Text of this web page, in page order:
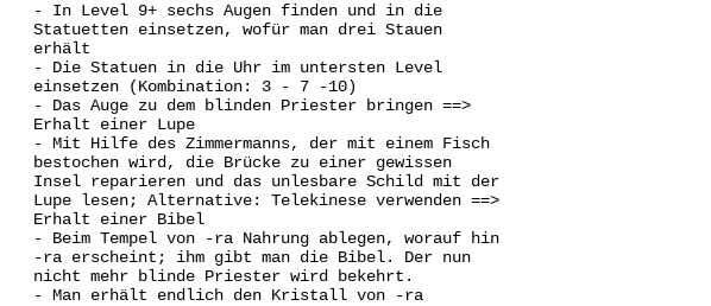
- In Level 9+ sechs Augen finden und in die
Statuetten einsetzen, wofür man drei Stauen
erhält
- Die Statuen in die Uhr im untersten Level
einsetzen (Kombination: 3 - 7 -10)
- Das Auge zu dem blinden Priester bringen ==>
Erhalt einer Lupe
- Mit Hilfe des Zimmermanns, der mit einem Fisch
bestochen wird, die Brücke zu einer gewissen
Insel reparieren und das unlesbare Schild mit der
Lupe lesen; Alternative: Telekinese verwenden ==>
Erhalt einer Bibel
- Beim Tempel von -ra Nahrung ablegen, worauf hin
-ra erscheint; ihm gibt man die Bibel. Der nun
nicht mehr blinde Priester wird bekehrt.
- Man erhält endlich den Kristall von -ra